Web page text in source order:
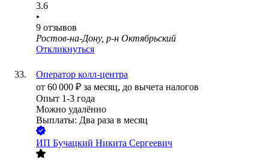
3.6
•
9 отзывов
Ростов-на-Дону, р-н Октябрьский
Откликнуться
Оператор колл-центра
от 60 000 ₽ за месяц, до вычета налогов
Опыт 1-3 года
Можно удалённо
Выплаты: Два раза в месяц
ИП Бучацкий Никита Сергеевич